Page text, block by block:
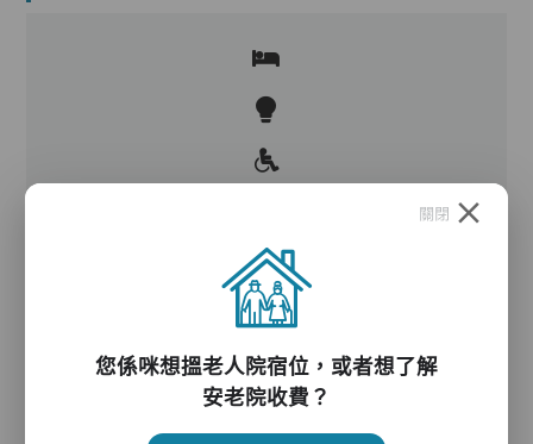
關閉
您係咪想搵老人院宿位，或者想了解
安老院收費？